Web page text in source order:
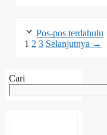
Pos-pos terdahulu
Halaman
1 Halaman
2 Halaman
3 Selanjutnya →
Cari